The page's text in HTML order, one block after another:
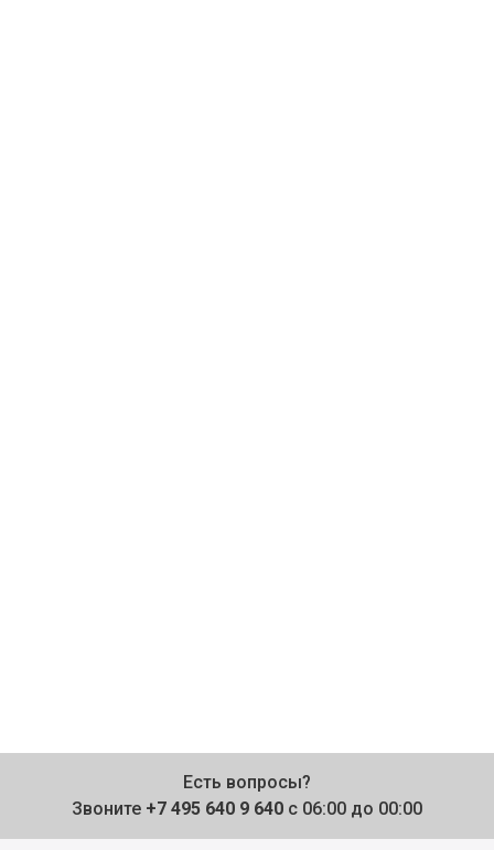
Есть вопросы?
Звоните +7 495 640 9 640 с 06:00 до 00:00